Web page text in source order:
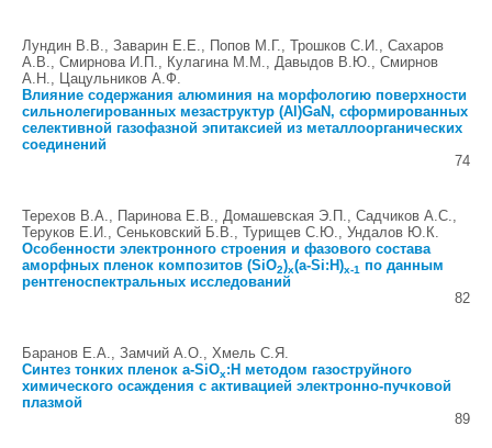
Лундин В.В., Заварин Е.Е., Попов М.Г., Трошков С.И., Сахаров
А.В., Смирнова И.П., Кулагина М.М., Давыдов В.Ю., Смирнов
А.Н., Цацульников А.Ф.
Влияние содержания алюминия на морфологию поверхности
сильнолегированных мезаструктур (Al)GaN, сформированных
селективной газофазной эпитаксией из металлоорганических
соединений
74
Терехов В.А., Паринова Е.В., Домашевская Э.П., Садчиков А.С.,
Теруков Е.И., Сеньковский Б.В., Турищев С.Ю., Ундалов Ю.К.
Особенности электронного строения и фазового состава
аморфных пленок композитов (SiO2)x(a-Si:H)x-1 по данным
рентгеноспектральных исследований
82
Баранов Е.А., Замчий А.О., Хмель С.Я.
Синтез тонких пленок a-SiOx:H методом газоструйного
химического осаждения с активацией электронно-пучковой
плазмой
89